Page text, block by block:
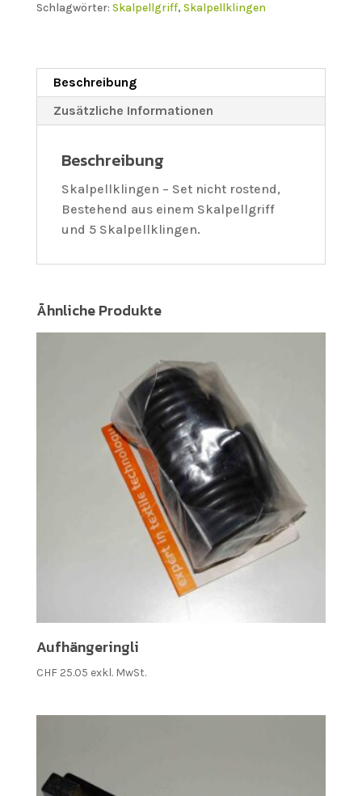
Schlagwörter: Skalpellgriff, Skalpellklingen
Beschreibung
Zusätzliche Informationen
Beschreibung
Skalpellklingen – Set nicht rostend,
Bestehend aus einem Skalpellgriff
und 5 Skalpellklingen.
Ähnliche Produkte
Aufhängeringli
CHF25.05 exkl. MwSt.